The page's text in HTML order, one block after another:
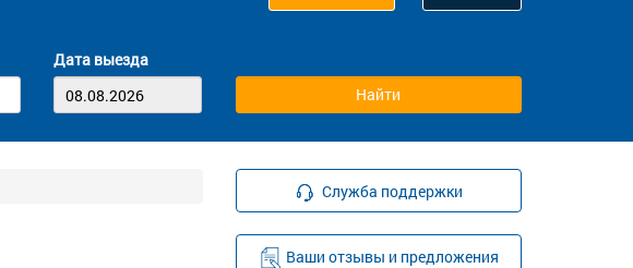
Дата выезда
Служба поддержки
Ваши отзывы и предложения